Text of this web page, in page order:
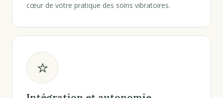
cœur de votre pratique des soins vibratoires.
⭐